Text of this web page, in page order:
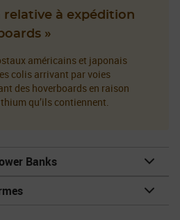
à expédition
»
américains et japonais
colis arrivant par voies
des hoverboards en raison
qu’ils contiennent.
Banks